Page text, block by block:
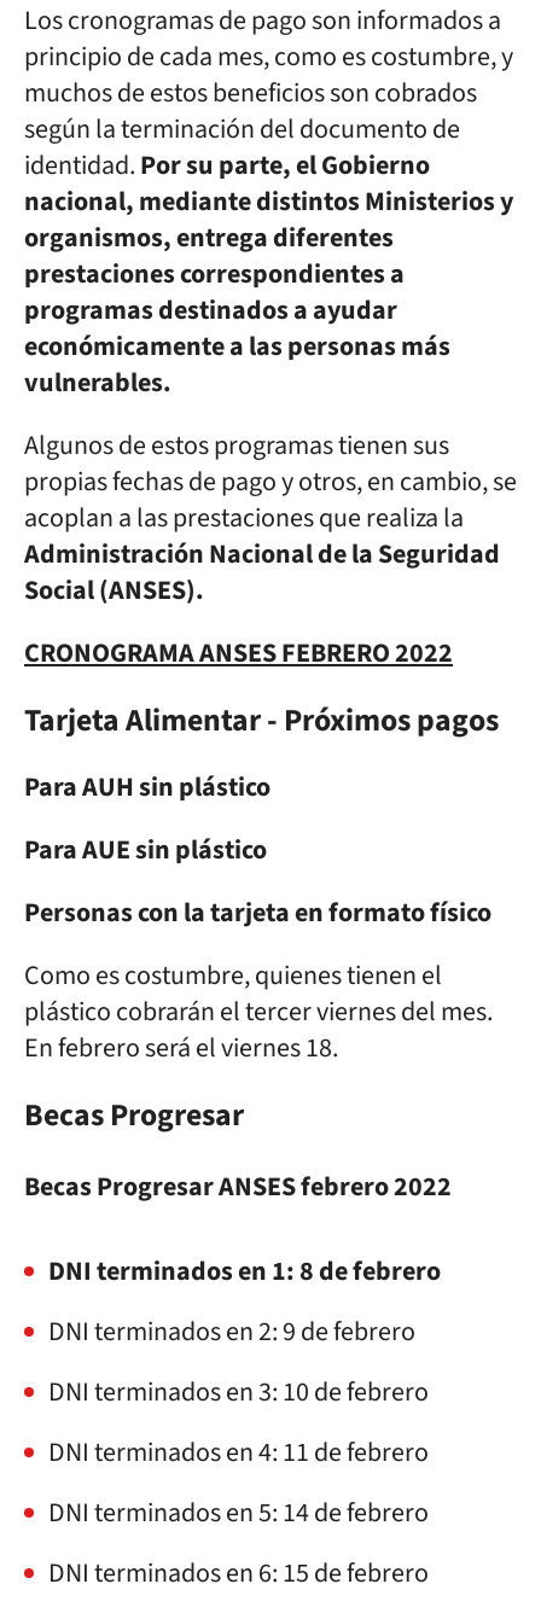
Los cronogramas de pago son informados a
principio de cada mes, como es costumbre, y
muchos de estos beneficios son cobrados
según la terminación del documento de
identidad.Por su parte, el Gobierno
nacional, mediante distintos Ministerios y
organismos, entrega diferentes
prestaciones correspondientes a
programas destinados a ayudar
económicamente a las personas más
vulnerables.
Algunos de estos programas tienen sus
propias fechas de pago y otros, en cambio, se
acoplan a las prestaciones que realiza la
Administración Nacional de la Seguridad
Social (ANSES).
CRONOGRAMA ANSES FEBRERO 2022
Tarjeta Alimentar - Próximos pagos
Para AUH sin plástico
Para AUE sin plástico
Personas con la tarjeta en formato físico
Como es costumbre, quienes tienen el
plástico cobrarán el tercer viernes del mes.
En febrero será el viernes 18.
Becas Progresar
Becas Progresar ANSES febrero 2022
DNI terminados en 1: 8 de febrero
DNI terminados en 2: 9 de febrero
DNI terminados en 3: 10 de febrero
DNI terminados en 4: 11 de febrero
DNI terminados en 5: 14 de febrero
DNI terminados en 6: 15 de febrero